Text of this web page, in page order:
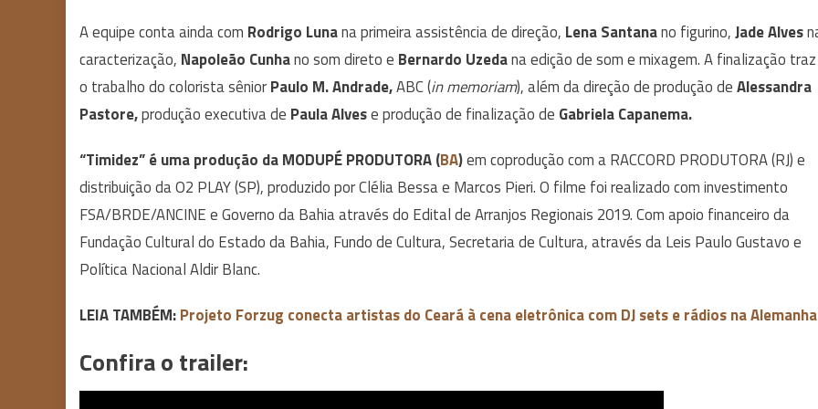
A equipe conta ainda com Rodrigo Lunana primeira assistência de direção, Lena Santanano figurino,Jade Alves
caracterização, Napoleão Cunhano som direto e Bernardo Uzedana edição de som e mixagem. A finalização traz
o trabalho do colorista sêniorPaulo M. Andrade,ABC (in memoriam), além da direção de produção deAlessandra
Pastore,produção executiva de Paula Alvese produção de finalização de Gabriela Capanema.
“Timidez” é uma produção da MODUPÉ PRODUTORA (BA)em coprodução com a RACCORD PRODUTORA (RJ) e
distribuição da O2 PLAY (SP), produzido por Clélia Bessa e Marcos Pieri. O filme foi realizado com investimento
FSA/BRDE/ANCINE e Governo da Bahia através do Edital de Arranjos Regionais 2019. Com apoio financeiro da
Fundação Cultural do Estado da Bahia, Fundo de Cultura, Secretaria de Cultura, através da Leis Paulo Gustavo e
Política Nacional Aldir Blanc.
LEIA TAMBÉM:Projeto Forzug conecta artistas do Ceará à cena eletrônica com DJ sets e rádios na Alemanha
Confira o trailer: